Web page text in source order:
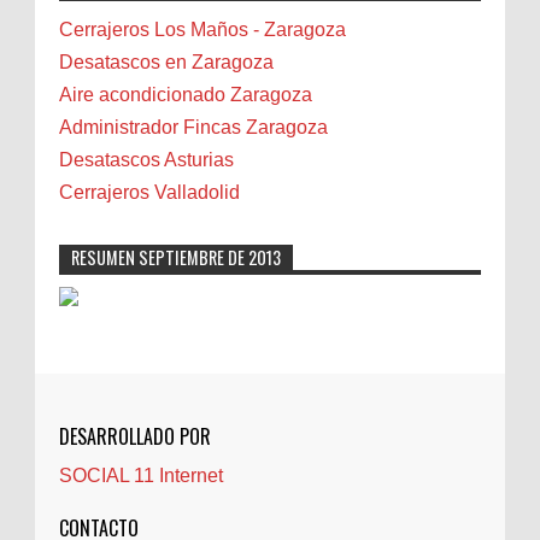
Bilbao
Biota
Camareta
Cáncer
Carmela Sauras
Carnavales
Castellón
Cerrajeros
Cocinas
Comentarios de la afición
Cerrajeros Los Maños - Zaragoza
Desatascos en Zaragoza
Aire acondicionado Zaragoza
Administrador Fincas Zaragoza
Desatascos Asturias
Cerrajeros Valladolid
RESUMEN SEPTIEMBRE DE 2013
DESARROLLADO POR
SOCIAL 11 Internet
CONTACTO